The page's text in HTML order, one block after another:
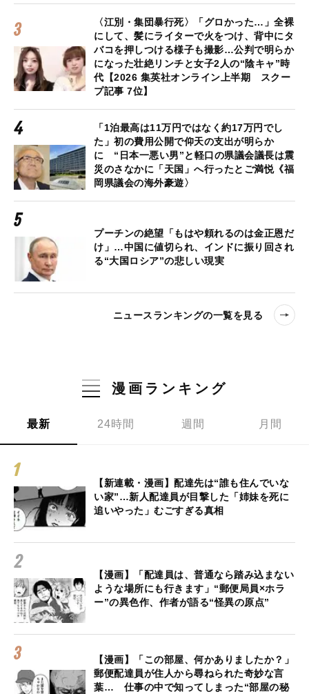
〈江別・集団暴行死〉「グロかった…」全裸
にして、髪にライターで火をつけ、背中にタ
バコを押しつける様子も撮影…公判で明らか
になった壮絶リンチと女子2人の“陰キャ”時
代【2026 集英社オンライン上半期 スクー
プ記事 7位】
「1泊最高は11万円ではなく約17万円でし
た」初の費用公開で仰天の支出が明らか
に “日本一悪い男”と軽口の県議会議長は震
災のさなかに「天国」へ行ったとご満悦《福
岡県議会の海外豪遊〉
プーチンの絶望「もはや頼れるのは金正恩だ
け」…中国に値切られ、インドに振り回され
る“大国ロシア”の悲しい現実
ニュースランキングの一覧を見る
漫画ランキング
最新 24時間 週間 月間
【新連載・漫画】配達先は“誰も住んでいな
い家”…新人配達員が目撃した「姉妹を死に
追いやった」むごすぎる真相
【漫画】「配達員は、普通なら踏み込まない
ような場所にも行きます」“郵便局員×ホラ
ー”の異色作、作者が語る“怪異の原点”
【漫画】「この部屋、何かありましたか？」
郵便配達員が住人から尋ねられた奇妙な言
葉… 仕事の中で知ってしまった“部屋の秘